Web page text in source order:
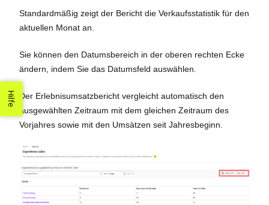
Standardmäßig zeigt der Bericht die Verkaufsstatistik für den
aktuellen Monat an.
Sie können den Datumsbereich in der oberen rechten Ecke
ändern, indem Sie das Datumsfeld auswählen.
Der Erlebnisumsatzbericht vergleicht automatisch den
ausgewählten Zeitraum mit dem gleichen Zeitraum des
Vorjahres sowie mit den Umsätzen seit Jahresbeginn.
Hilfe